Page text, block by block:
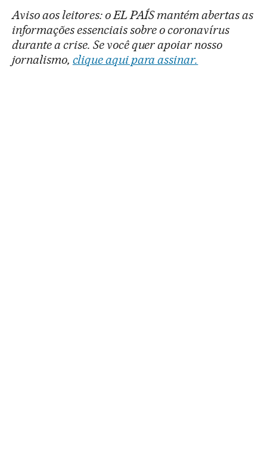
Aviso aos leitores: o EL PAÍS mantém abertas as
informações essenciais sobre o coronavírus
durante a crise. Se você quer apoiar nosso
jornalismo, clique aqui para assinar.